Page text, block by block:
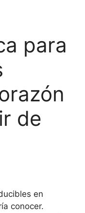
para
de
en
conocer.